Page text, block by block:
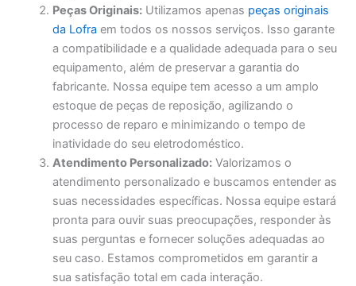
Peças Originais: Utilizamos apenas peças originais
da Lofra em todos os nossos serviços. Isso garante
a compatibilidade e a qualidade adequada para o seu
equipamento, além de preservar a garantia do
fabricante. Nossa equipe tem acesso a um amplo
estoque de peças de reposição, agilizando o
processo de reparo e minimizando o tempo de
inatividade do seu eletrodoméstico.
Atendimento Personalizado: Valorizamos o
atendimento personalizado e buscamos entender as
suas necessidades específicas. Nossa equipe estará
pronta para ouvir suas preocupações, responder às
suas perguntas e fornecer soluções adequadas ao
seu caso. Estamos comprometidos em garantir a
sua satisfação total em cada interação.